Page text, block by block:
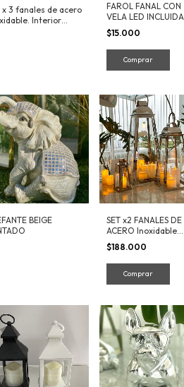
x 3 fanales de acero
Interior
FAROL FANAL CON
VELA LED INCLUIDA
$15.000
BEIGE
SET x2 FANALES DE
ACERO Inoxidable
50cm y 72 cm
Exterior
$188.000